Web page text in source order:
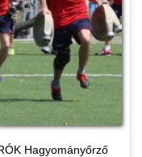
Hagyományőrző